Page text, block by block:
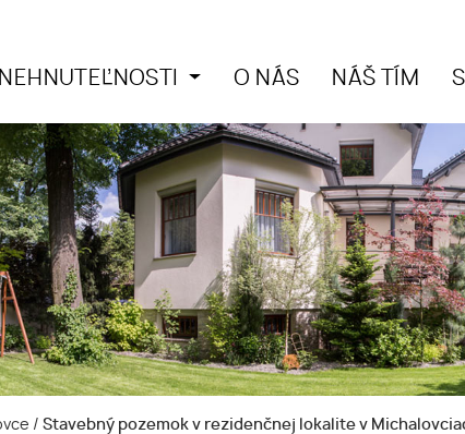
NEHNUTEĽNOSTI O NÁS NÁŠ TÍM
/ Stavebný pozemok v rezidenčnej lokalite v